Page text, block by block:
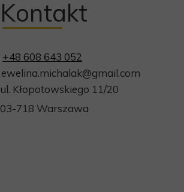
Kontakt
+48 608 643 052
ewelina.michalak@gmail.com
ul. Kłopotowskiego 11/20
03-718 Warszawa